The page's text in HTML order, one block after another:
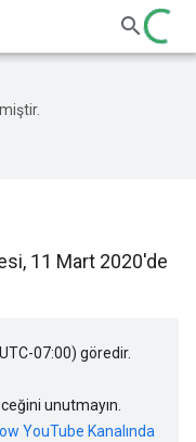
11 Mart 2020'de
07:00) göredir.
unutmayın.
YouTube Kanalında